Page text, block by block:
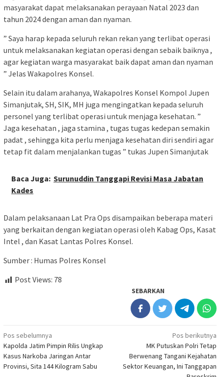
masyarakat dapat melaksanakan perayaan Natal 2023 dan
tahun 2024 dengan aman dan nyaman.
” Saya harap kepada seluruh rekan rekan yang terlibat operasi
untuk melaksanakan kegiatan operasi dengan sebaik baiknya ,
agar kegiatan warga masyarakat baik dapat aman dan nyaman
” Jelas Wakapolres Konsel.
Selain itu dalam arahanya, Wakapolres Konsel Kompol Jupen
Simanjutak, SH, SIK, MH juga mengingatkan kepada seluruh
personel yang terlibat operasi untuk menjaga kesehatan. ”
Jaga kesehatan , jaga stamina , tugas tugas kedepan semakin
padat , sehingga kita perlu menjaga kesehatan diri sendiri agar
tetap fit dalam menjalankan tugas ” tukas Jupen Simanjutak
Baca Juga: Surunuddin Tanggapi Revisi Masa Jabatan
Kades
Dalam pelaksanaan Lat Pra Ops disampaikan beberapa materi
yang berkaitan dengan kegiatan operasi oleh Kabag Ops, Kasat
Intel , dan Kasat Lantas Polres Konsel.
Sumber : Humas Polres Konsel
Post Views: 78
SEBARKAN
Navigasi
pos
Pos sebelumnya
Kapolda Jatim Pimpin Rilis Ungkap
Kasus Narkoba Jaringan Antar
Provinsi, Sita 144 Kilogram Sabu
Pos berikutnya
MK Putuskan Polri Tetap
Berwenang Tangani Kejahatan
Sektor Keuangan, Ini Tanggapan